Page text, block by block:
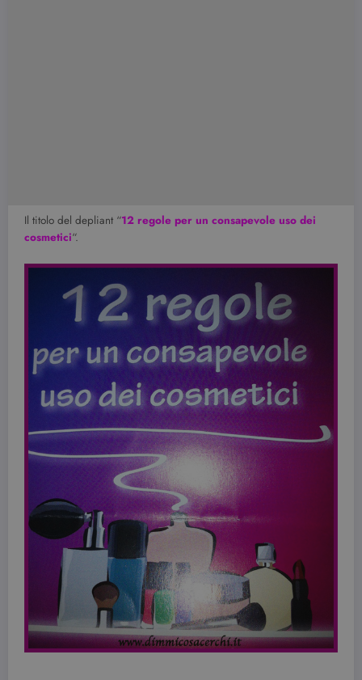
Il titolo del depliant “12 regole per un consapevole uso dei
cosmetici“.